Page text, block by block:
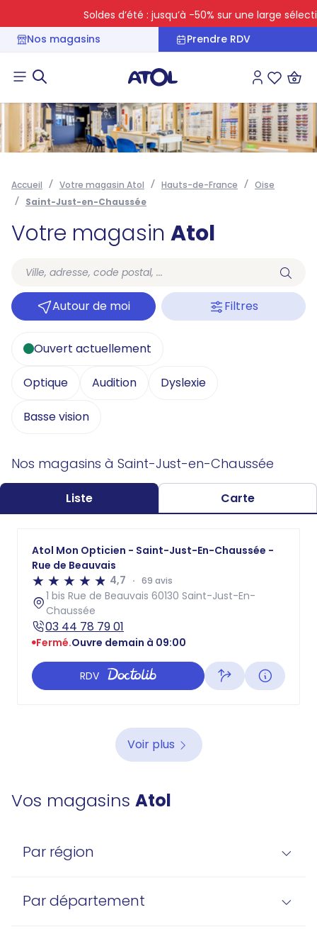
Soldes d’été : jusqu’à -50% sur une large
Nos magasins
Prendre RDV
Connexion
Accueil Votre magasin Atol Hauts-de-France
Oise
Saint-Just-en-Chaussée
Votre magasin Atol
Autour de moi Filtres
Ouvert actuellement
Optique Audition Dyslexie
Basse vision
Nos magasins à Saint-Just-en-Chaussée
Liste Carte
Atol Mon Opticien - Saint-Just-En-Chaussée -
Rue de Beauvais
4,7
69 avis
1 bis Rue de Beauvais 60130 Saint-Just-En-
Chaussée
03 44 78 79 01
Fermé.Ouvre demain à 09:00
RDV
Voir plus
Vos magasins Atol
Par région
Par département